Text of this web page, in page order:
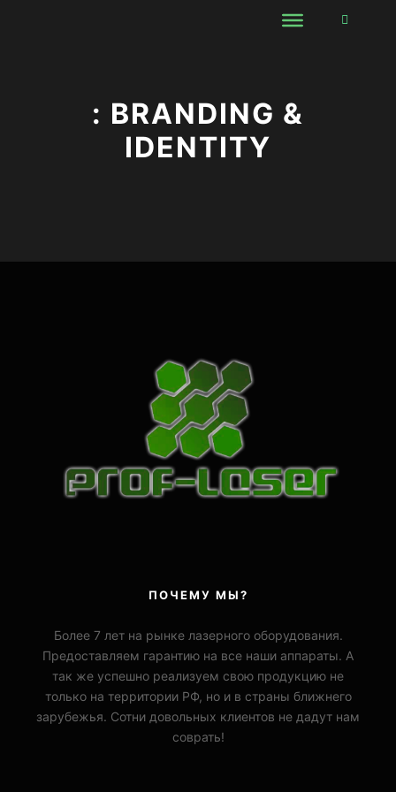
: BRANDING &
IDENTITY
ПОЧЕМУ МЫ?
Более 7 лет на рынке лазерного оборудования.
Предоставляем гарантию на все наши аппараты. А
так же успешно реализуем свою продукцию не
только на территории РФ, но и в страны ближнего
зарубежья. Сотни довольных клиентов не дадут нам
соврать!